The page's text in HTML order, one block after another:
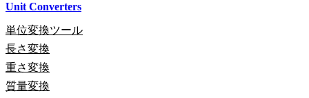
Unit Converters
単位変換ツール
長さ変換
重さ変換
質量変換